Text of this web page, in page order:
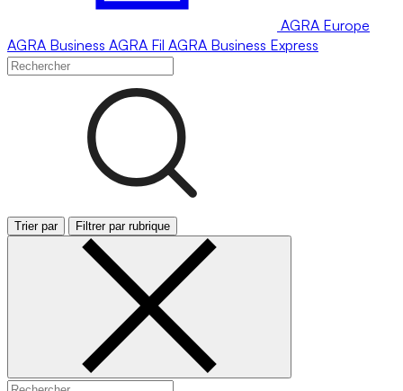
AGRA Europe
AGRA Business AGRA Fil AGRA Business Express
Trier par Filtrer par rubrique